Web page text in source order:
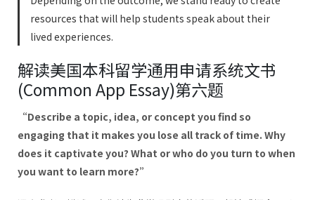
resources that will help students speak about their
lived experiences.
解读美国本科留学通用申请系统文书
(Common App Essay)第六题
“Describe a topic, idea, or concept you find so
engaging that it makes you lose all track of time. Why
does it captivate you? What or who do you turn to when
you want to learn more?”